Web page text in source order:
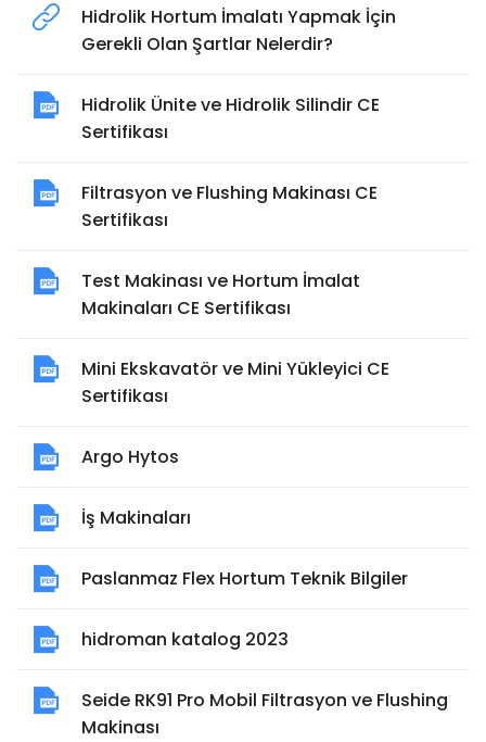
Hidrolik Hortum İmalatı Yapmak İçin
Gerekli Olan Şartlar Nelerdir?
Hidrolik Ünite ve Hidrolik Silindir CE
Sertifikası
Filtrasyon ve Flushing Makinası CE
Sertifikası
Test Makinası ve Hortum İmalat
Makinaları CE Sertifikası
Mini Ekskavatör ve Mini Yükleyici CE
Sertifikası
Argo Hytos
İş Makinaları
Paslanmaz Flex Hortum Teknik Bilgiler
hidroman katalog 2023
Seide RK91 Pro Mobil Filtrasyon ve Flushing
Makinası